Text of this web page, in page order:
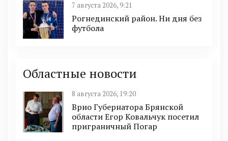
7 августа 2026, 9:21
Рогнединский район. Ни дня без
футбола
Областные новости
8 августа 2026, 19:20
Врио Губернатора Брянской
области Егор Ковальчук посетил
приграничный Погар